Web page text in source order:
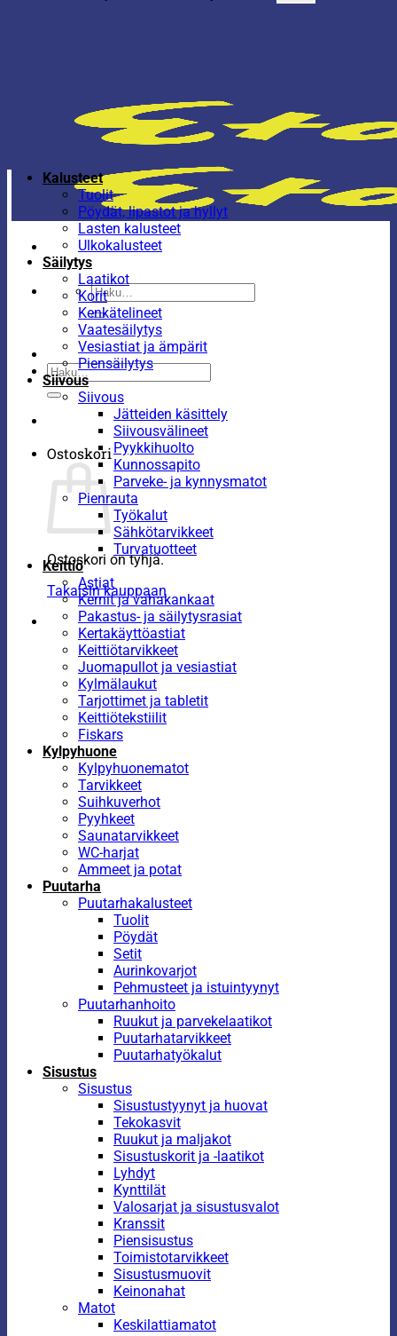
Etsi:
Etsi:
Ostoskori
Ostoskori on tyhjä.
Takaisin kauppaan
Kalusteet
Tuolit
Pöydät, lipastot ja hyllyt
Lasten kalusteet
Ulkokalusteet
Säilytys
Laatikot
Korit
Kenkätelineet
Vaatesäilytys
Vesiastiat ja ämpärit
Piensäilytys
Siivous
Siivous
Jätteiden käsittely
Siivousvälineet
Pyykkihuolto
Kunnossapito
Parveke- ja kynnysmatot
Pienrauta
Työkalut
Sähkötarvikkeet
Turvatuotteet
Keittiö
Astiat
Kernit ja vahakankaat
Pakastus- ja säilytysrasiat
Kertakäyttöastiat
Keittiötarvikkeet
Juomapullot ja vesiastiat
Kylmälaukut
Tarjottimet ja tabletit
Keittiötekstiilit
Fiskars
Kylpyhuone
Kylpyhuonematot
Tarvikkeet
Suihkuverhot
Pyyhkeet
Saunatarvikkeet
WC-harjat
Ammeet ja potat
Puutarha
Puutarhakalusteet
Tuolit
Pöydät
Setit
Aurinkovarjot
Pehmusteet ja istuintyynyt
Puutarhanhoito
Ruukut ja parvekelaatikot
Puutarhatarvikkeet
Puutarhatyökalut
Sisustus
Sisustus
Sisustustyynyt ja huovat
Tekokasvit
Ruukut ja maljakot
Sisustuskorit ja -laatikot
Lyhdyt
Kynttilät
Valosarjat ja sisustusvalot
Kranssit
Piensisustus
Toimistotarvikkeet
Sisustusmuovit
Keinonahat
Matot
Keskilattiamatot